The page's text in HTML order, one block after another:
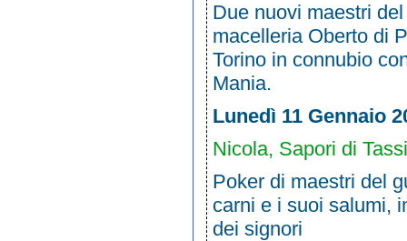
Due nuovi maestri
macelleria Oberto di
Torino in connubio
Mania.
Lunedì 11 Gennaio
Nicola, Sapori di
Poker di maestri del
carni e i suoi salumi,
dei signori